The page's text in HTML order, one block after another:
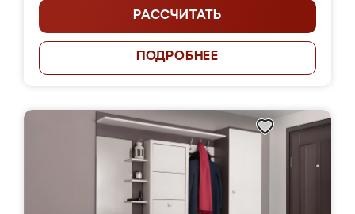
РАССЧИТАТЬ
ПОДРОБНЕЕ